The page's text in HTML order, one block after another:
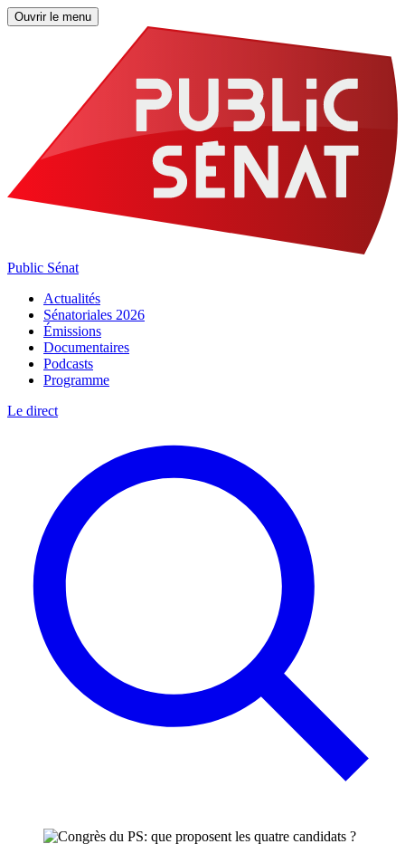
Ouvrir le menu
Public Sénat
Actualités
Sénatoriales 2026
Émissions
Documentaires
Podcasts
Programme
Le direct